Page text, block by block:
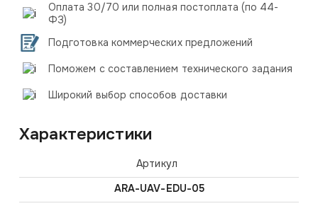
Оплата 30/70 или полная постоплата (по 44-
ФЗ)
Подготовка коммерческих предложений
Поможем с составлением технического задания
Широкий выбор способов доставки
Характеристики
Артикул
ARА-UAV-EDU-05